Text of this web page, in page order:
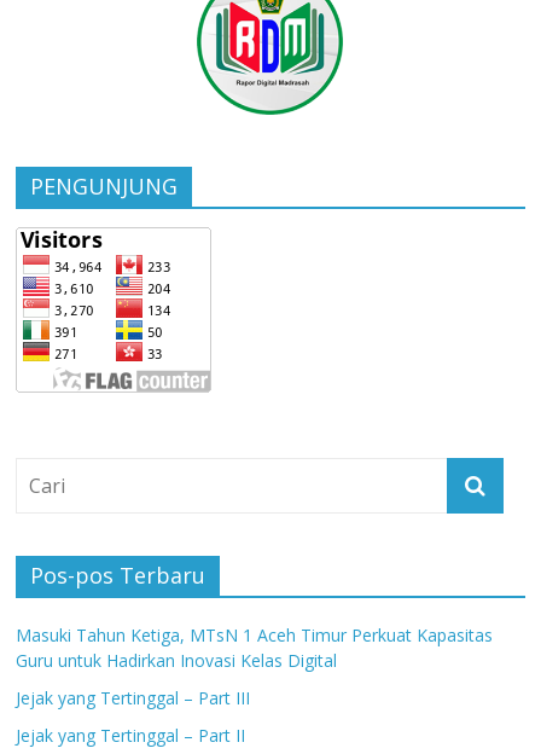
PENGUNJUNG
Pos-pos Terbaru
Masuki Tahun Ketiga, MTsN 1 Aceh Timur Perkuat Kapasitas
Guru untuk Hadirkan Inovasi Kelas Digital
Jejak yang Tertinggal – Part III
Jejak yang Tertinggal – Part II